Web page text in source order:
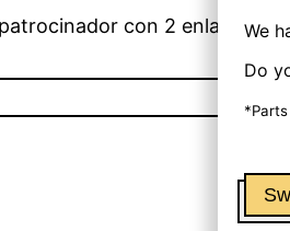
We
Do
con 2 enlaces